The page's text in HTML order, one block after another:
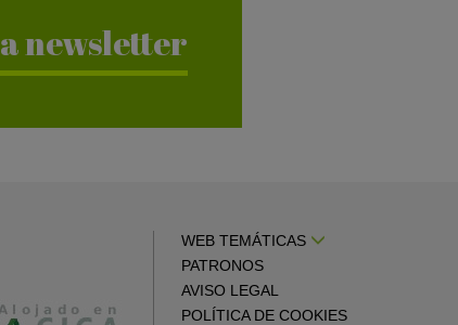
newsletter
WEB TEMÁTICAS
PATRONOS
AVISO LEGAL
POLÍTICA DE COOKIES